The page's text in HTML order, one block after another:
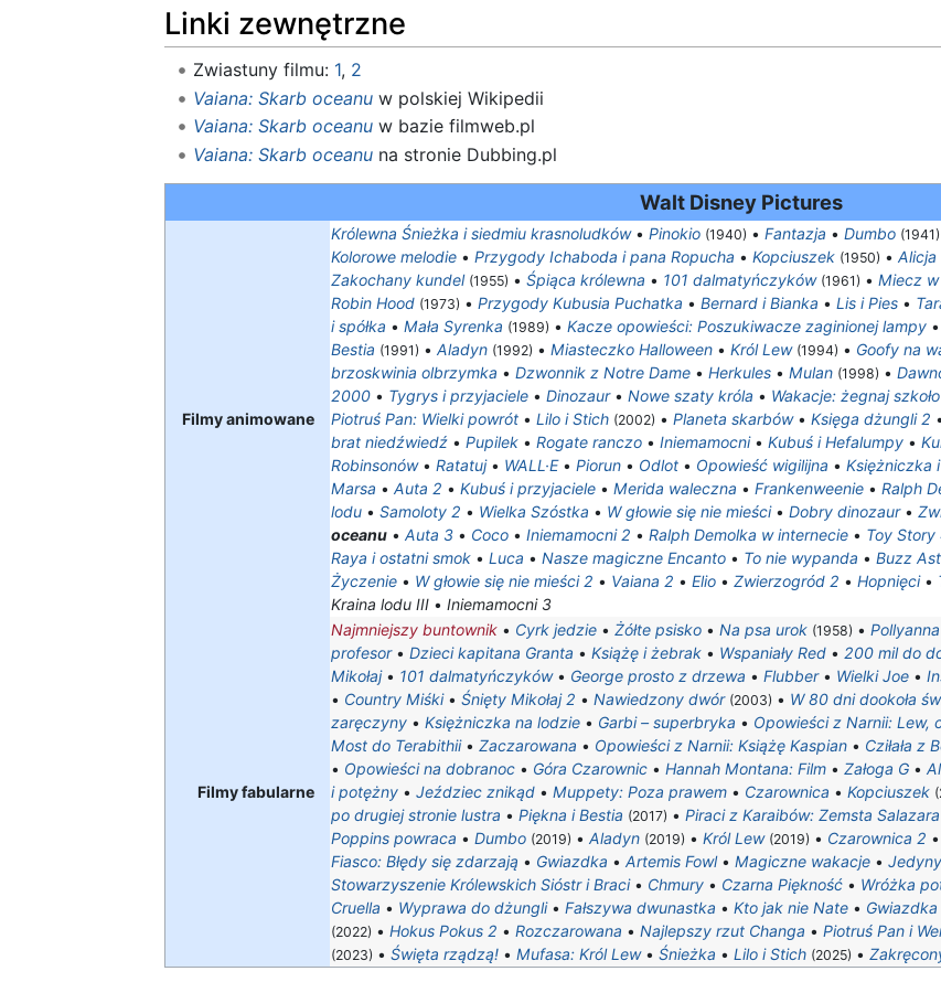
Linki zewnętrzne
Zwiastuny filmu: 1, 2
Vaiana: Skarb oceanuw polskiej Wikipedii
Vaiana: Skarb oceanuw bazie filmweb.pl
Vaiana: Skarb oceanuna stronie Dubbing.pl
Walt Disney Pictures
Filmy animowane
Królewna Śnieżka i siedmiu krasnoludków• Pinokio (1940) • Fantazja • Dumbo (1941)
Kolorowe melodie • Przygody Ichaboda i pana Ropucha • Kopciuszek (1950) • Alicja
Zakochany kundel (1955) • Śpiąca królewna • 101 dalmatyńczyków (1961) • Miecz
Robin Hood (1973) • Przygody Kubusia Puchatka • Bernard i Bianka • Lis i Pies •
i spółka • Mała Syrenka (1989) • Kacze opowieści: Poszukiwacze zaginionej lampy •
Bestia (1991) • Aladyn (1992) • Miasteczko Halloween • Król Lew (1994) • Goofy na
brzoskwinia olbrzymka • Dzwonnik z Notre Dame • Herkules • Mulan (1998) •
2000 • Tygrys i przyjaciele • Dinozaur• Nowe szaty króla • Wakacje: żegnaj szkoło
Piotruś Pan: Wielki powrót • Lilo i Stich (2002) • Planeta skarbów• Księga dżungli 2 •
brat niedźwiedź • Pupilek • Rogate ranczo • Iniemamocni• Kubuś i Hefalumpy •
Robinsonów• Ratatuj• WALL·E• Piorun • Odlot • Opowieść wigilijna • Księżniczka
Marsa • Auta 2 • Kubuś i przyjaciele • Merida waleczna • Frankenweenie • Ralph
lodu • Samoloty 2 • Wielka Szóstka • W głowie się nie mieści• Dobry dinozaur•
oceanu • Auta 3 • Coco • Iniemamocni 2 • Ralph Demolka w internecie • Toy Story
Raya i ostatni smok • Luca • Nasze magiczne Encanto • To nie wypanda • Buzz
Życzenie • W głowie się nie mieści 2 • Vaiana 2 • Elio • Zwierzogród 2 • Hopnięci•
Kraina lodu III • Iniemamocni 3
Filmy fabularne
Najmniejszy buntownik • Cyrk jedzie • Żółte psisko • Na psa urok (1958) • Pollyanna
profesor• Dzieci kapitana Granta • Książę i żebrak • Wspaniały Red • 200 mil do
Mikołaj• 101 dalmatyńczyków• George prosto z drzewa • Flubber• Wielki Joe •
• Country Miśki• Śnięty Mikołaj 2 • Nawiedzony dwór (2003) • W 80 dni dookoła
zaręczyny • Księżniczka na lodzie • Garbi – superbryka • Opowieści z Narnii: Lew,
Most do Terabithii• Zaczarowana • Opowieści z Narnii: Książę Kaspian • Cziłała z
• Opowieści na dobranoc • Góra Czarownic • Hannah Montana: Film • Załoga G •
i potężny • Jeździec znikąd • Muppety: Poza prawem • Czarownica • Kopciuszek
po drugiej stronie lustra • Piękna i Bestia (2017) • Piraci z Karaibów: Zemsta Salazara
Poppins powraca • Dumbo (2019) • Aladyn (2019) • Król Lew (2019) • Czarownica 2 •
Fiasco: Błędy się zdarzają • Gwiazdka • Artemis Fowl• Magiczne wakacje •
Stowarzyszenie Królewskich Sióstr i Braci• Chmury • Czarna Piękność • Wróżka
Cruella • Wyprawa do dżungli• Fałszywa dwunastka • Kto jak nie Nate •
(2022) • Hokus Pokus 2 • Rozczarowana • Najlepszy rzut Changa • Piotruś Pan i
(2023) • Święta rządzą! • Mufasa: Król Lew• Śnieżka • Lilo i Stich (2025) •